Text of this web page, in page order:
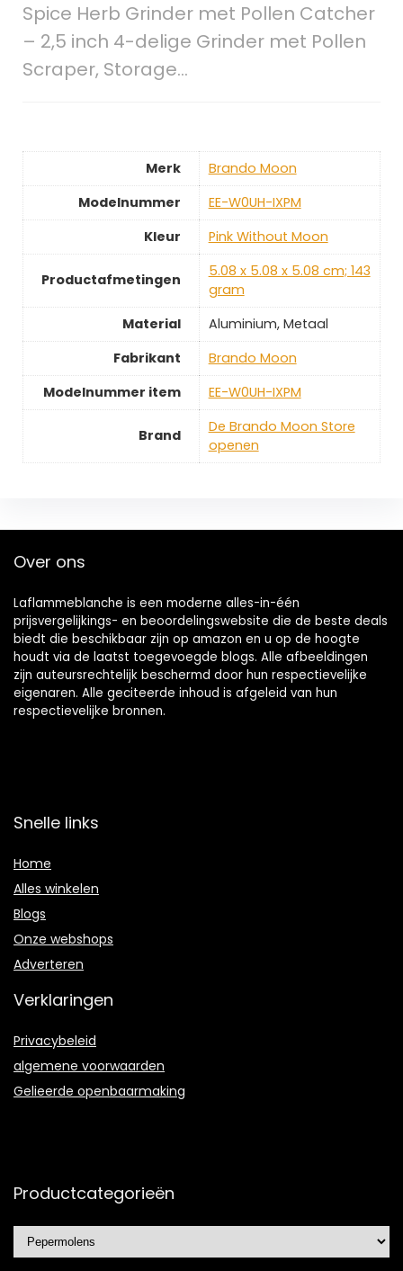
Spice Herb Grinder met Pollen Catcher
– 2,5 inch 4-delige Grinder met Pollen
Scraper, Storage…
Merk
‎Brando Moon
Modelnummer
‎EE-W0UH-IXPM
Kleur
‎Pink Without Moon
Productafmetingen
‎5.08 x 5.08 x 5.08 cm; 143
gram
Material
‎Aluminium, Metaal
Fabrikant
‎Brando Moon
Modelnummer item
‎EE-W0UH-IXPM
Brand
De Brando Moon Store
openen
Over ons
Laflammeblanche is een moderne alles-in-één
prijsvergelijkings- en beoordelingswebsite die de beste deals
biedt die beschikbaar zijn op amazon en u op de hoogte
houdt via de laatst toegevoegde blogs. Alle afbeeldingen
zijn auteursrechtelijk beschermd door hun respectievelijke
eigenaren. Alle geciteerde inhoud is afgeleid van hun
respectievelijke bronnen.
Snelle links
Home
Alles winkelen
Blogs
Onze webshops
Adverteren
Verklaringen
Privacybeleid
algemene voorwaarden
Gelieerde openbaarmaking
Productcategorieën